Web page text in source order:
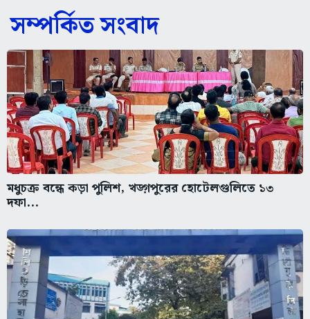
সম্পর্কিত সংবাদ
মধুচক্র বন্ধে কড়া পুলিশ, খড়্গপুরের হোটেলগুলিতে ১৩
দফা...